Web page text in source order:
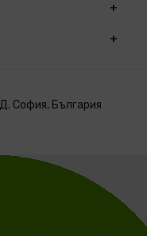
София, България